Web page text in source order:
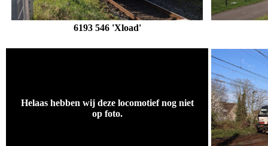
6193 546 'Xload'
Helaas hebben wij deze locomotief nog niet
op foto.